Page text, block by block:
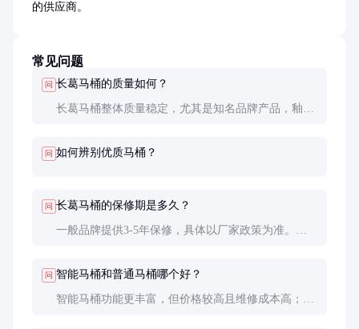
的供应商。
常见问题
问 长葛马桶的质量如何？
长葛马桶整体质量稳定，尤其是知名品牌产品，釉面
问 如何辨别优质马桶？
问 长葛马桶的保修期是多久？
一般品牌提供3-5年保修，具体以厂家政策为准。购
问 智能马桶和普通马桶哪个好？
智能马桶功能更丰富，但价格较高且维修成本高；普